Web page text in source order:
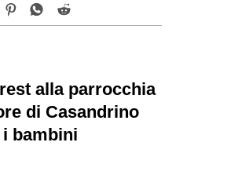
alla parrocchia
di Casandrino
bambini